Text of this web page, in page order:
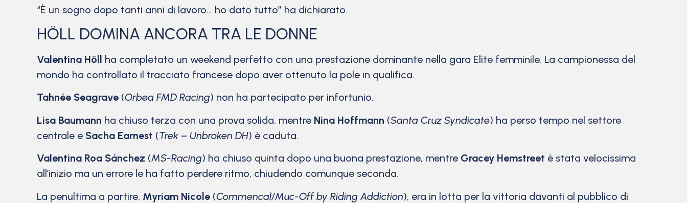
“È un sogno dopo tanti anni di lavoro… ho dato tutto” ha dichiarato.
HÖLL DOMINA ANCORA TRA LE DONNE
Valentina Höll ha completato un weekend perfetto con una prestazione dominante nella gara Elite femminile. La campionessa del
mondo ha controllato il tracciato francese dopo aver ottenuto la pole in qualifica.
Tahnée Seagrave (Orbea FMD Racing) non ha partecipato per infortunio.
Lisa Baumann ha chiuso terza con una prova solida, mentre Nina Hoffmann (Santa Cruz Syndicate) ha perso tempo nel settore
centrale e Sacha Earnest (Trek – Unbroken DH) è caduta.
Valentina Roa Sánchez (MS-Racing) ha chiuso quinta dopo una buona prestazione, mentre Gracey Hemstreet è stata velocissima
all’inizio ma un errore le ha fatto perdere ritmo, chiudendo comunque seconda.
La penultima a partire, Myriam Nicole (Commencal/Muc-Off by Riding Addiction), era in lotta per la vittoria davanti al pubblico di